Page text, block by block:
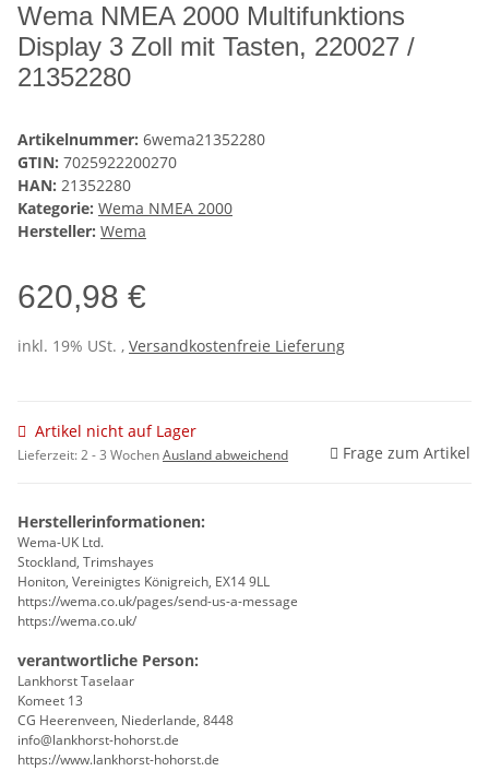
Wema NMEA 2000 Multifunktions
Display 3 Zoll mit Tasten, 220027 /
21352280
Artikelnummer: 6wema21352280
GTIN: 7025922200270
HAN: 21352280
Kategorie: Wema NMEA 2000
Hersteller: Wema
620,98 €
inkl. 19% USt. , Versandkostenfreie Lieferung
Artikel nicht auf Lager
Lieferzeit:2 - 3 WochenAusland abweichend Frage zum Artikel
Herstellerinformationen:
Wema-UK Ltd.
Stockland, Trimshayes
Honiton, Vereinigtes Königreich, EX14 9LL
https://wema.co.uk/pages/send-us-a-message
https://wema.co.uk/
verantwortliche Person:
Lankhorst Taselaar
Komeet 13
CG Heerenveen, Niederlande, 8448
info@lankhorst-hohorst.de
https://www.lankhorst-hohorst.de